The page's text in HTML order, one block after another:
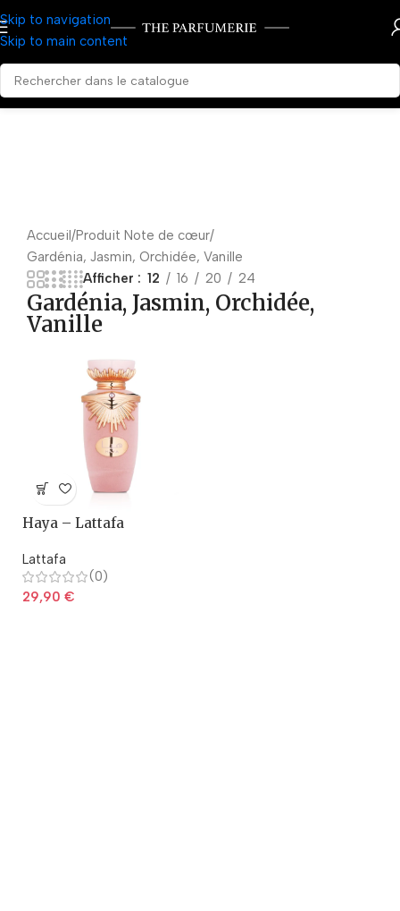
Skip to navigation
Skip to main content
Accueil Produit Note de cœur
Gardénia, Jasmin, Orchidée, Vanille
Afficher
12 16 20 24
Gardénia, Jasmin, Orchidée,
Vanille
Haya – Lattafa
Lattafa
(0)
29,90 €